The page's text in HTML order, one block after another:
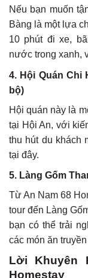
Nếu bạn muốn
Bàng là một lựa
10 phút đi xe,
nước trong xanh,
4. Hội Quán Chi
bộ)
Hội quán này là
tại Hội An, với
thu hút du khách
tại đây.
5. Làng Gốm
Từ An Nam 68
tour đến Làng
bạn có thể trải
các món ăn
Lời Khuyên
Homestay